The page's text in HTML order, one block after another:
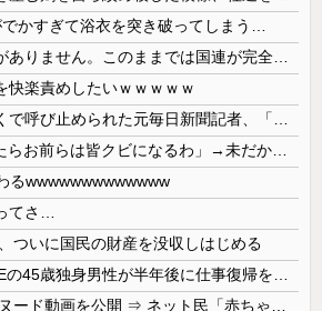
かすぎて浴衣を突き破ってしまう…
快楽責めしたいｗｗｗｗｗ
るwwwwwwwwwwwww
てさ…
ついに国民の財産を没収しはじめる